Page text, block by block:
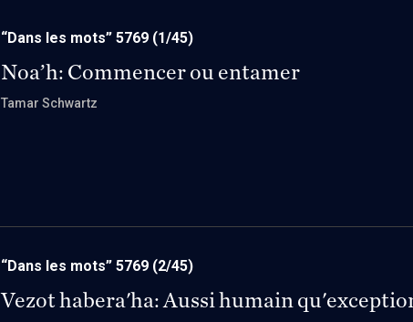
“Dans les mots” 5769 (1/45)
Noa’h: Commencer ou entamer
Tamar Schwartz
“Dans les mots” 5769 (2/45)
Vezot habera'ha: Aussi humain